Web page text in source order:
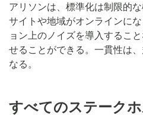
アリソンは、標準化は制限的
サイトや地域がオンラインに
ョン上のノイズを導入するこ
せることができる。一貫性は
なる。
すべてのステーク